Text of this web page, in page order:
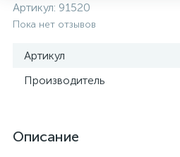
Артикул: 91520
Пока нет отзывов
Артикул
Производитель
Описание